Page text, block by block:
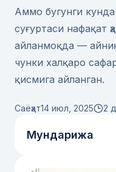
Аммо бугунги кунда
суғуртаси нафақат
айланмоқда —
чунки халқаро
қисмига айланган.
Саёҳат14 июл, 2025 2
Мундарижа